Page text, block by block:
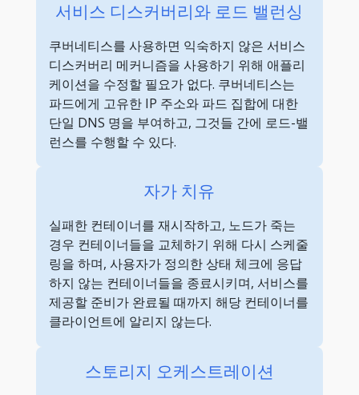
서비스 디스커버리와 로드 밸런싱
쿠버네티스를 사용하면 익숙하지 않은 서비스
디스커버리 메커니즘을 사용하기 위해 애플리
케이션을 수정할 필요가 없다. 쿠버네티스는
파드에게 고유한 IP 주소와 파드 집합에 대한
단일 DNS 명을 부여하고, 그것들 간에 로드-밸
런스를 수행할 수 있다.
자가 치유
실패한 컨테이너를 재시작하고, 노드가 죽는
경우 컨테이너들을 교체하기 위해 다시 스케줄
링을 하며, 사용자가 정의한 상태 체크에 응답
하지 않는 컨테이너들을 종료시키며, 서비스를
제공할 준비가 완료될 때까지 해당 컨테이너를
클라이언트에 알리지 않는다.
스토리지 오케스트레이션